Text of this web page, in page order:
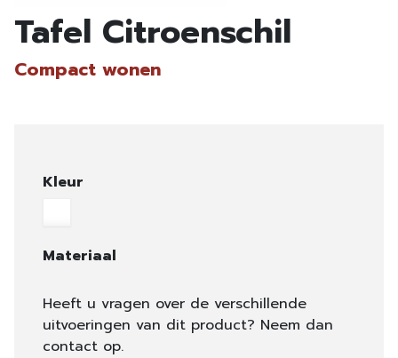
Tafel Citroenschil
Compact wonen
Kleur
Materiaal
Heeft u vragen over de verschillende
uitvoeringen van dit product? Neem dan
contact op.